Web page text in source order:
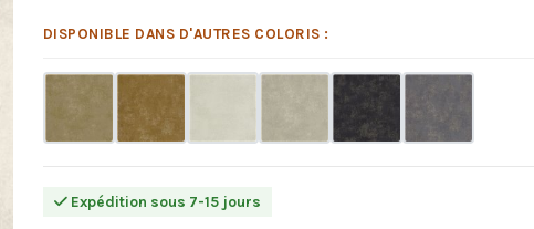
DISPONIBLE DANS D'AUTRES COLORIS :
Expédition sous 7-15 jours